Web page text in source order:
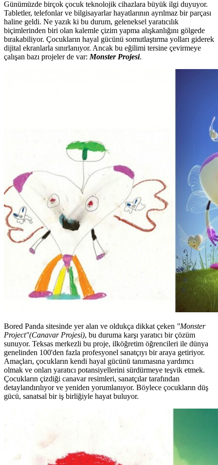
Günümüzde birçok çocuk teknolojik cihazlara büyük ilgi duyuyor.
Tabletler, telefonlar ve bilgisayarlar hayatlarının ayrılmaz bir parçası
haline geldi. Ne yazık ki bu durum, geleneksel yaratıcılık
biçimlerinden biri olan kalemle çizim yapma alışkanlığını gölgede
bırakabiliyor. Çocukların hayal gücünü somutlaştırma yolları giderek
dijital ekranlarla sınırlanıyor. Ancak bu eğilimi tersine çevirmeye
çalışan bazı projeler de var: Monster Projesi.
Bored Panda sitesinde yer alan ve oldukça dikkat çeken "Monster
Project"(Canavar Projesi), bu duruma karşı yaratıcı bir çözüm
sunuyor. Teksas merkezli bu proje, ilköğretim öğrencileri ile dünya
genelinden 100'den fazla profesyonel sanatçıyı bir araya getiriyor.
Amaçları, çocukların kendi hayal gücünü tanımasına yardımcı
olmak ve onları yaratıcı potansiyellerini sürdürmeye teşvik etmek.
Çocukların çizdiği canavar resimleri, sanatçılar tarafından
detaylandırılıyor ve yeniden yorumlanıyor. Böylece çocukların düş
gücü, sanatsal bir iş birliğiyle hayat buluyor.